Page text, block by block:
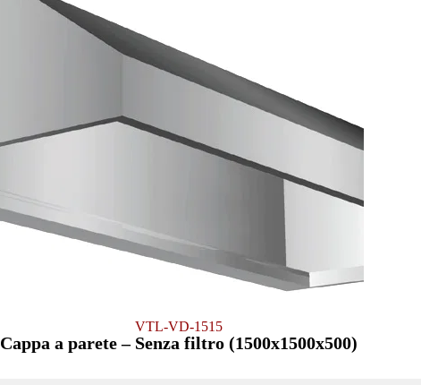
VTL-VD-1515
Cappa a parete – Senza filtro (1500x1500x500)